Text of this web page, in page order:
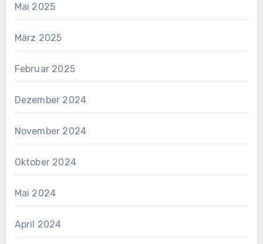
Mai 2025
März 2025
Februar 2025
Dezember 2024
November 2024
Oktober 2024
Mai 2024
April 2024